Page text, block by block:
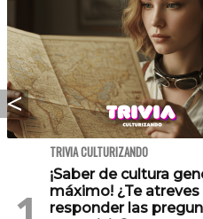
TRIVIA CULTURIZANDO
¡Saber de cultura
máximo! ¿Te atreves
responder las